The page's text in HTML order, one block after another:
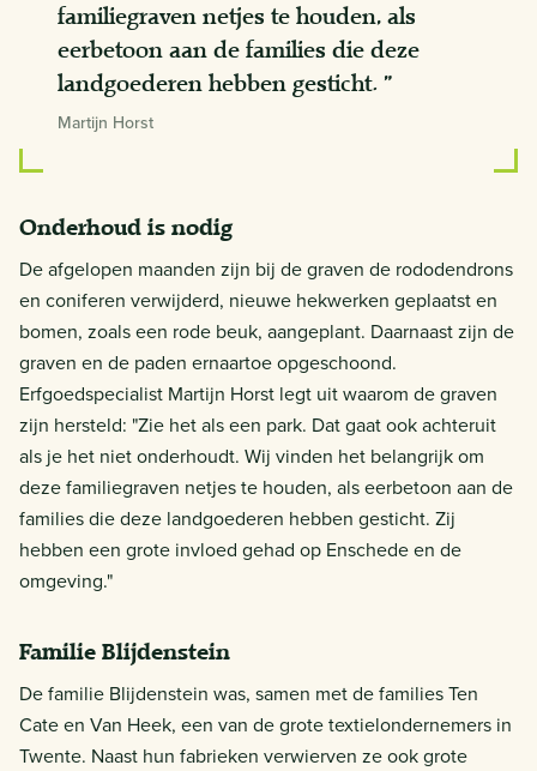
familiegraven netjes te houden, als
eerbetoon aan de families die deze
landgoederen hebben gesticht. ”
Martijn Horst
Onderhoud is nodig
De afgelopen maanden zijn bij de graven de rododendrons
en coniferen verwijderd, nieuwe hekwerken geplaatst en
bomen, zoals een rode beuk, aangeplant. Daarnaast zijn de
graven en de paden ernaartoe opgeschoond.
Erfgoedspecialist Martijn Horst legt uit waarom de graven
zijn hersteld: "Zie het als een park. Dat gaat ook achteruit
als je het niet onderhoudt. Wij vinden het belangrijk om
deze familiegraven netjes te houden, als eerbetoon aan de
families die deze landgoederen hebben gesticht. Zij
hebben een grote invloed gehad op Enschede en de
omgeving."
Familie Blijdenstein
De familie Blijdenstein was, samen met de families Ten
Cate en Van Heek, een van de grote textielondernemers in
Twente. Naast hun fabrieken verwierven ze ook grote